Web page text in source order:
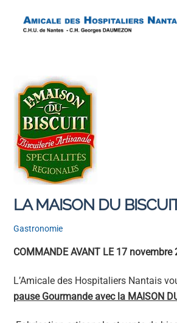
LA MAISON DU
Gastronomie
COMMANDE AVANT LE 17 novembre
L’Amicale des Hospitaliers Nantais
pause Gourmande avec la MAISON